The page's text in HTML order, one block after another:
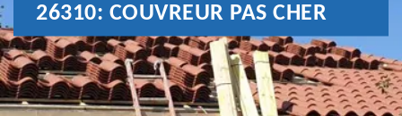
26310: COUVREUR PAS CHER